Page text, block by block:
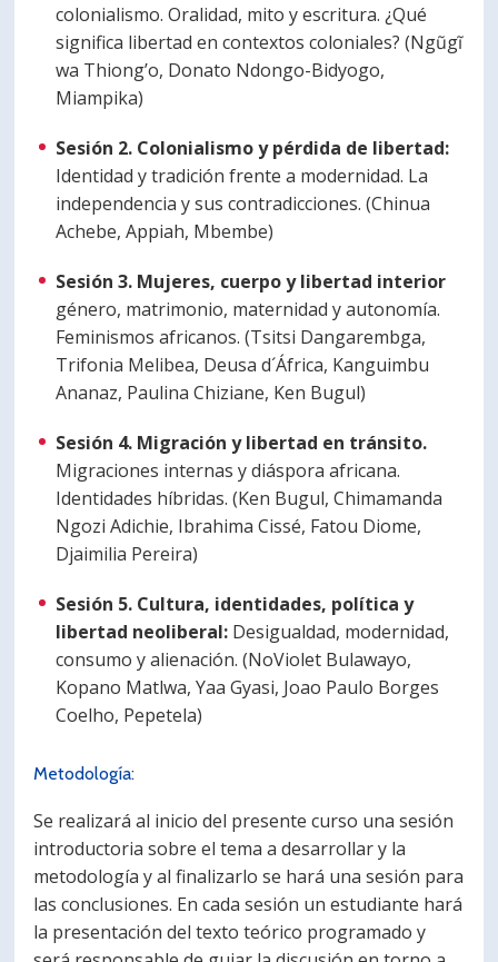
colonialismo. Oralidad, mito y escritura. ¿Qué
significa libertad en contextos coloniales? (Ngũgĩ
wa Thiong’o, Donato Ndongo-Bidyogo,
Miampika)
Sesión 2. Colonialismo y pérdida de libertad:
Identidad y tradición frente a modernidad. La
independencia y sus contradicciones. (Chinua
Achebe, Appiah, Mbembe)
Sesión 3. Mujeres, cuerpo y libertad interior
género, matrimonio, maternidad y autonomía.
Feminismos africanos. (Tsitsi Dangarembga,
Trifonia Melibea, Deusa d´África, Kanguimbu
Ananaz, Paulina Chiziane, Ken Bugul)
Sesión 4. Migración y libertad en tránsito.
Migraciones internas y diáspora africana.
Identidades híbridas. (Ken Bugul, Chimamanda
Ngozi Adichie, Ibrahima Cissé, Fatou Diome,
Djaimilia Pereira)
Sesión 5. Cultura, identidades, política y
libertad neoliberal: Desigualdad, modernidad,
consumo y alienación. (NoViolet Bulawayo,
Kopano Matlwa, Yaa Gyasi, Joao Paulo Borges
Coelho, Pepetela)
Metodología:
Se realizará al inicio del presente curso una sesión
introductoria sobre el tema a desarrollar y la
metodología y al finalizarlo se hará una sesión para
las conclusiones. En cada sesión un estudiante hará
la presentación del texto teórico programado y